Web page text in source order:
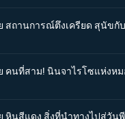
สถานการณ์ตึงเครียด สุนัขกั
คนที่สาม! นินจาไรโซแห่งห
หินสีแดง สิ่งที่นำทางไปสู่วัน